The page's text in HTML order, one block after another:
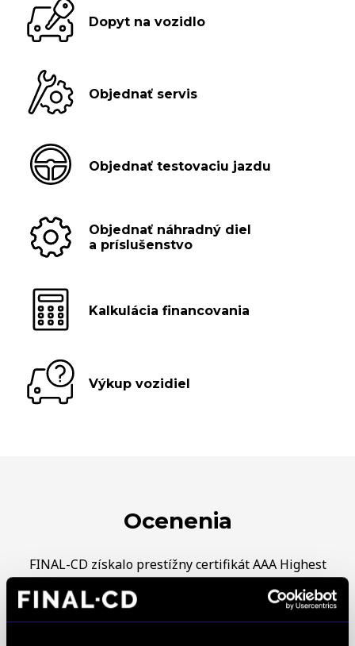
Dopyt na vozidlo
Objednať servis
Objednať testovaciu jazdu
Objednať náhradný diel
a príslušenstvo
Kalkulácia financovania
Výkup vozidiel
Ocenenia
FINAL-CD získalo prestížny certifikát AAA Highest
Creditworthiness, tento certifikát je jedným z
najdôležitejších Európskych štandardov
definujúcich kvalitu obchodnej činnosti. Je